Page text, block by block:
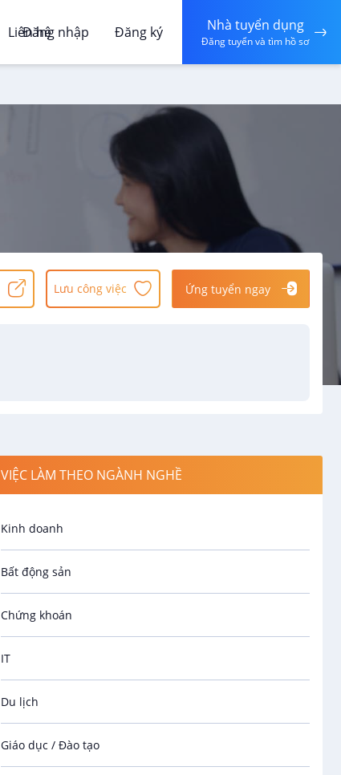
Liên hệ
Đăng nhập Đăng ký Nhà tuyển dụng
Đăng tuyển và tìm hồ sơ
Lưu công việc Ứng tuyển ngay
VIỆC LÀM THEO NGÀNH NGHỀ
Kinh doanh
Bất động sản
Chứng khoán
IT
Du lịch
Giáo dục / Đào tạo